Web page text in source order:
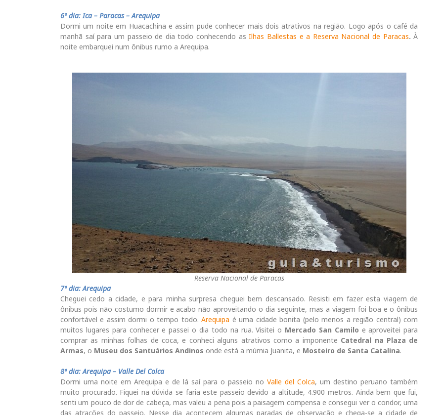
6º dia: Ica – Paracas – Arequipa
Dormi um noite em Huacachina e assim pude conhecer mais dois atrativos na região. Logo após o café da
manhã saí para um passeio de dia todo conhecendo asIlhas Ballestas e a Reserva Nacional de Paracas.À
noite embarquei num ônibus rumo a Arequipa.
Reserva Nacional de Paracas
7º dia: Arequipa
Cheguei cedo a cidade, e para minha surpresa cheguei bem descansado. Resisti em fazer esta viagem de
ônibus pois não costumo dormir e acabo não aproveitando o dia seguinte, mas a viagem foi boa e o ônibus
confortável e assim dormi o tempo todo.Arequipa é uma cidade bonita (pelo menos a região central) com
muitos lugares para conhecer e passei o dia todo na rua. Visitei o Mercado San Camilo e aproveitei para
comprar as minhas folhas de coca, e conheci alguns atrativos como a imponente Catedral na Plaza de
Armas, o Museu dos Santuários Andinos onde está a múmia Juanita, e Mosteiro de Santa Catalina.
8º dia: Arequipa – Valle Del Colca
Dormi uma noite em Arequipa e de lá saí para o passeio noValle del Colca, um destino peruano também
muito procurado. Fiquei na dúvida se faria este passeio devido a altitude, 4.900 metros. Ainda bem que fui,
senti um pouco de dor de cabeça, mas valeu a pena pois a paisagem compensa e consegui ver o condor, uma
das atrações do passeio. Nesse dia acontecem algumas paradas de observação e chega-se a cidade de